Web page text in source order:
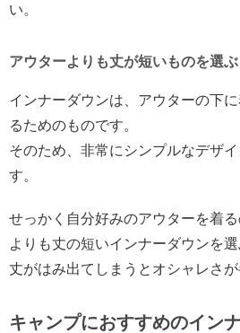
い。
アウターよりも丈が短いものを選ぶ
インナーダウンは、アウターの下
るためのものです。
そのため、非常にシンプルなデザ
す。
せっかく自分好みのアウターを着
よりも丈の短いインナーダウンを選
丈がはみ出てしまうとオシャレさが
キャンプにおすすめのイン